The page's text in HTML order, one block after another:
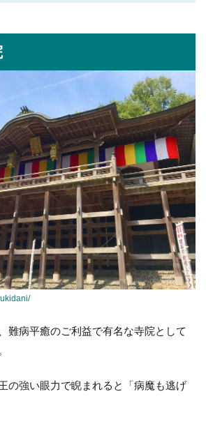
難病平癒のご利益で有名な寺院として
の強い眼力で睨まれると「病魔も逃げ